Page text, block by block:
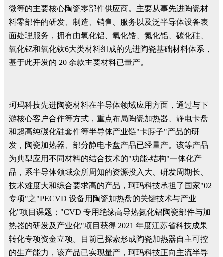
微等的主要核心陶瓷零部件供应商。主要从事先进陶瓷材
料零部件的研发、制造、销售、服务以及泛半导体设备表
面处理服务，拥有由氧化铝、氧化锆、氮化铝、碳化硅、
氧化钇和氧化钛6大类材料组成的先进陶瓷基础材料体系，
基于此开发的 20 余款主要材料已量产。
珂玛科技先进陶瓷材料在半导体领域应用方面，通过与下
游核心客户合作等方式，重点布局陶瓷加热器、静电卡盘
和超高纯碳化硅套件等半导体产业链"卡脖子"产品的研
发，陶瓷加热器、部分静电卡盘产品已经量产。该等产品
为典型应用不同材料的结合技术的"功能-结构"一体化产
品，系半导体领域众所周知的资源投入大、研发周期长、
技术难度大和综合要求高的产品，珂玛科技承担了国家"02
专项"之"PECVD 设备用陶瓷加热盘的关键技术与产业
化"项目课题；"CVD 专用绝缘高导热氮化铝陶瓷部件与加
热器的研发及产业化"项目获得 2021 年度江苏省科技成果
转化专项资金立项。目前已探索形成陶瓷加热器自主可控
的生产能力，该产品已实现量产，珂玛科技正向主流半导